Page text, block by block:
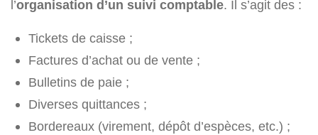
l’organisation d’un suivi comptable. Il s’agit des :
Tickets de caisse ;
Factures d’achat ou de vente ;
Bulletins de paie ;
Diverses quittances ;
Bordereaux (virement, dépôt d’espèces, etc.) ;